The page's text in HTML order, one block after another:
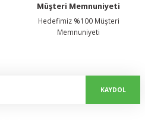
Müşteri Memnuniyeti
Hedefimiz %100 Müşteri
Memnuniyeti
KAYDOL